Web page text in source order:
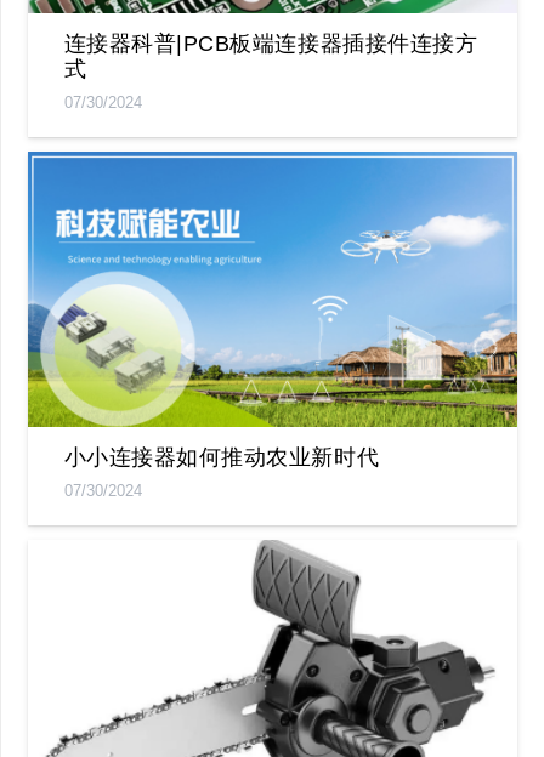
连接器科普|PCB板端连接器插接件连接方
式
07/30/2024
小小连接器如何推动农业新时代
07/30/2024